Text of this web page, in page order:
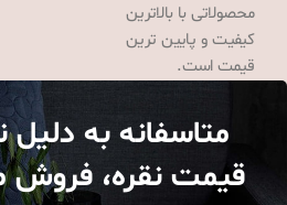
محصولاتی با بالاترین
کیفیت و پایین ترین
قیمت است.
متاسفانه به
قیمت نقره، فروش